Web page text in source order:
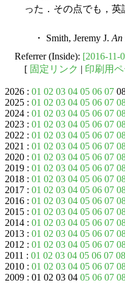
った．その点でも，
・ Smith, Jeremy J. An
Referrer (Inside): [2016-11-
[ 固定リンク | 印刷用
2026 : 01 02 03 04 05 06 07
2025 : 01 02 03 04 05 06 07
2024 : 01 02 03 04 05 06 07
2023 : 01 02 03 04 05 06 07
2022 : 01 02 03 04 05 06 07
2021 : 01 02 03 04 05 06 07
2020 : 01 02 03 04 05 06 07
2019 : 01 02 03 04 05 06 07
2018 : 01 02 03 04 05 06 07
2017 : 01 02 03 04 05 06 07
2016 : 01 02 03 04 05 06 07
2015 : 01 02 03 04 05 06 07
2014 : 01 02 03 04 05 06 07
2013 : 01 02 03 04 05 06 07
2012 : 01 02 03 04 05 06 07
2011 : 01 02 03 04 05 06 07 08
2010 : 01 02 03 04 05 06 07
2009 : 01 02 03 04 05 06 07